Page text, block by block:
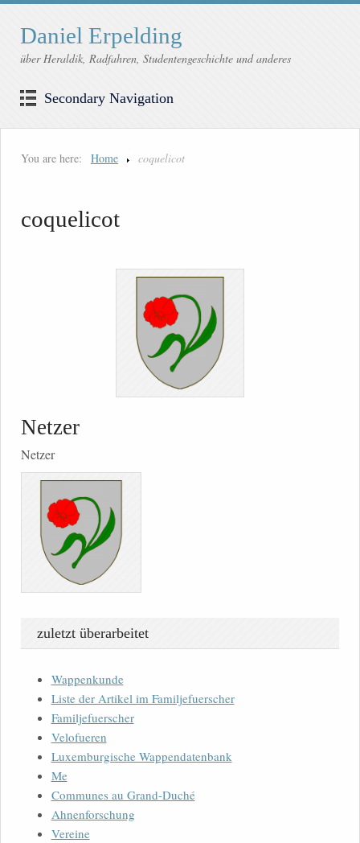
Daniel Erpelding
über Heraldik, Radfahren, Studentengeschichte und anderes
Secondary Navigation
You are here: Home coquelicot
coquelicot
Netzer
Netzer
zuletzt überarbeitet
Wappenkunde
Liste der Artikel im Familjefuerscher
Familjefuerscher
Velofueren
Luxemburgische Wappendatenbank
Me
Communes au Grand-Duché
Ahnenforschung
Vereine